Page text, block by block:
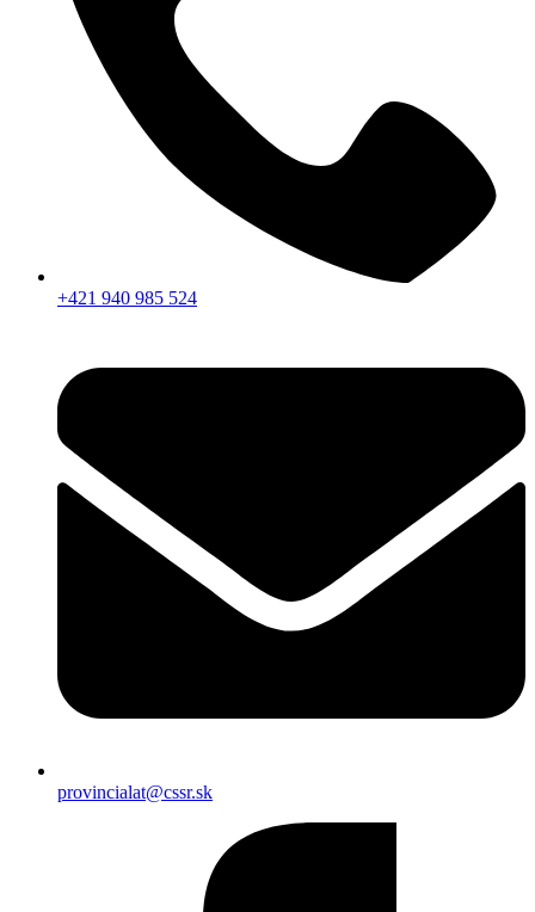
+421 940 985 524
provincialat@cssr.sk